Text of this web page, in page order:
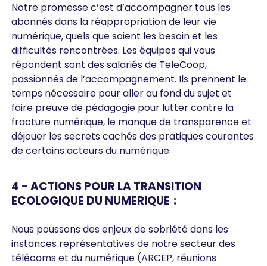
Notre promesse c’est d’accompagner tous les
abonnés dans la réappropriation de leur vie
numérique, quels que soient les besoin et les
difficultés rencontrées. Les équipes qui vous
répondent sont des salariés de TeleCoop,
passionnés de l’accompagnement. Ils prennent le
temps nécessaire pour aller au fond du sujet et
faire preuve de pédagogie pour lutter contre la
fracture numérique, le manque de transparence et
déjouer les secrets cachés des pratiques courantes
de certains acteurs du numérique.
4 - ACTIONS POUR LA TRANSITION
ECOLOGIQUE DU NUMERIQUE :
Nous poussons des enjeux de sobriété dans les
instances représentatives de notre secteur des
télécoms et du numérique (ARCEP, réunions